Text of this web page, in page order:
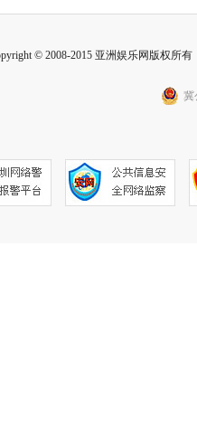
© 2008-2015 亚洲娱乐网版权所
冀